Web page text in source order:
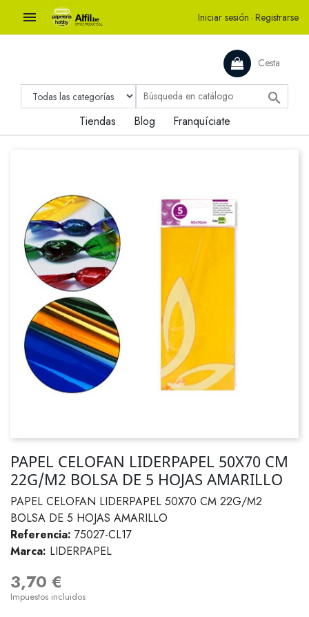
 Iniciar sesión · Registrarse
Cesta

Tiendas Blog Franquíciate
PAPEL CELOFAN LIDERPAPEL 50X70 CM
22G/M2 BOLSA DE 5 HOJAS AMARILLO
PAPEL CELOFAN LIDERPAPEL 50X70 CM 22G/M2
BOLSA DE 5 HOJAS AMARILLO
Referencia: 75027-CL17
Marca: LIDERPAPEL
3,70 €
Impuestos incluidos